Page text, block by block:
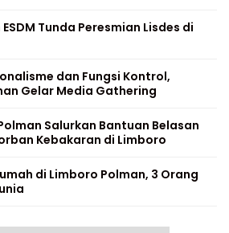
Tunda Peresmian Lisdes di
dan Fungsi Kontrol,
Gelar Media Gathering
Polman Salurkan Bantuan Belasan
Kebakaran di Limboro
di Limboro Polman, 3 Orang